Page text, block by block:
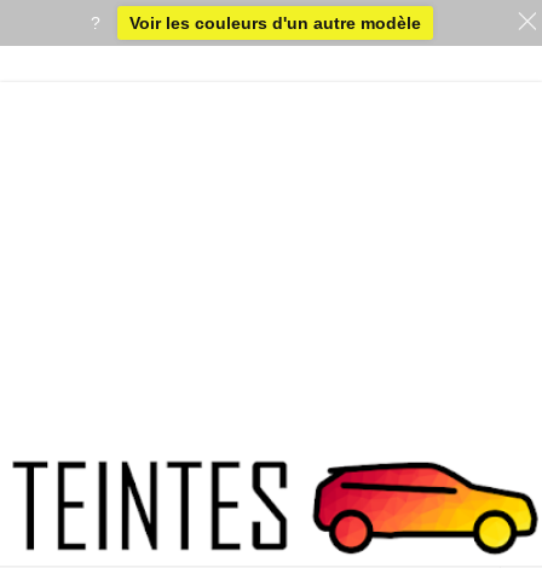
? Voir les couleurs d'un autre modèle